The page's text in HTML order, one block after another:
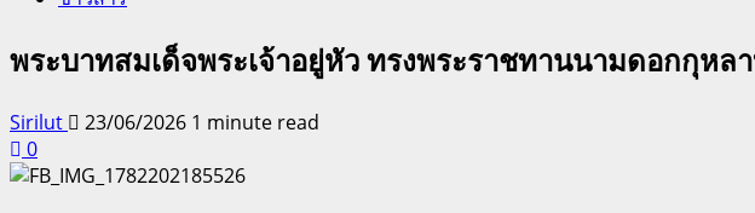
พระบาทสมเด็จพระเจ้าอยู่หัว ทรงพระราชทานนามดอกกุห
Sirilut 23/06/2026 1 minute read
0